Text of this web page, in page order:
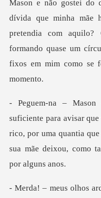
dívida que minha mãe
pretendia com aquilo?
formand
rico, por uma quantia